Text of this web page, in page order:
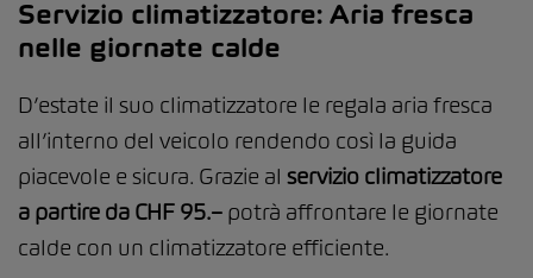
Servizio climatizzatore: Aria fresca
nelle giornate calde
D’estate il suo climatizzatore le regala aria fresca
all’interno del veicolo rendendo così la guida
piacevole e sicura. Grazie al servizio climatizzatore
a partire da CHF 95.– potrà affrontare le giornate
calde con un climatizzatore efficiente.